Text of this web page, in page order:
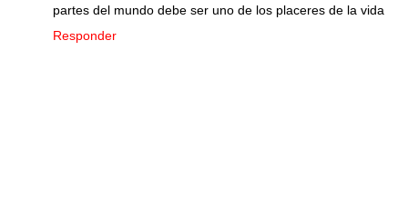
partes del mundo debe ser uno de los placeres de la vida
Responder